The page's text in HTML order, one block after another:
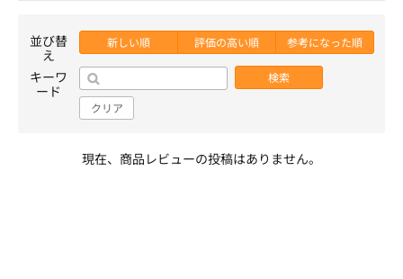
並び替
え
新しい順 評価の高い順 参考になった順
キーワ
ード
検索
クリア
現在、商品レビューの投稿はありません。